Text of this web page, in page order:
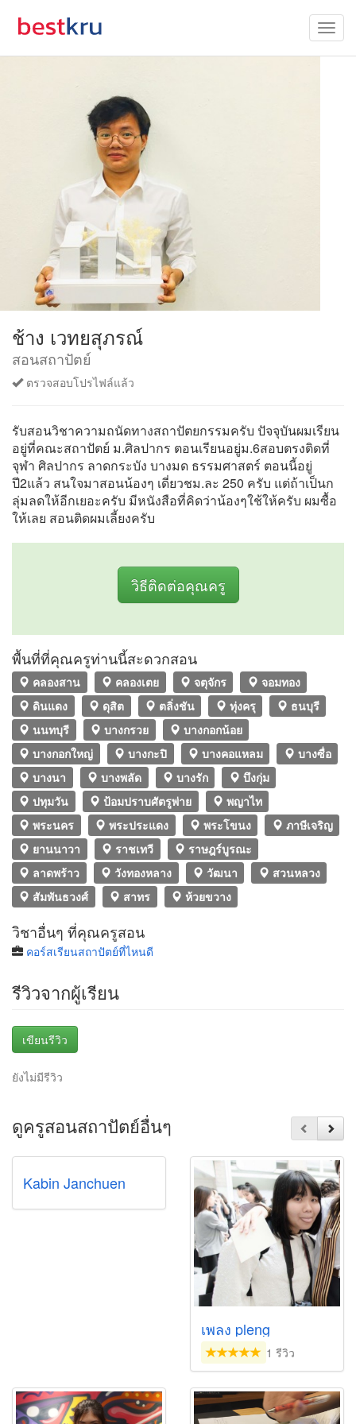
ช้าง เวทยสุภรณ์
สอนสถาปัตย์
ตรวจสอบโปรไฟล์แล้ว
รับสอนวิชาความถนัดทางสถาปัตยกรรมครับ ปัจจุบันผมเรียน
อยู่ที่คณะสถาปัตย์ ม.ศิลปากร ตอนเรียนอยู่ม.6สอบตรงติดที่
จุฬา ศิลปากร ลาดกระบัง บางมด ธรรมศาสตร์ ตอนนี้อยู่
ปี2แล้ว สนใจมาสอนน้องๆ เดี่ยวชม.ละ 250 ครับ แต่ถ้าเป็นก
ลุ่มลดให้อีกเยอะครับ มีหนังสือที่คิดว่าน้องๆใช้ให้ครับ ผมซื้อ
ให้เลย สอนติดผมเลี้ยงครับ
วิธีติดต่อคุณครู
พื้นที่ที่คุณครูท่านนี้สะดวกสอน
คลองสาน คลองเตย จตุจักร
จอมทอง
ดินแดง
ดุสิต ตลิ่งชัน ทุ่งครุ
ธนบุรี
นนทบุรี
บางกรวย
บางกอกน้อย
บางกอกใหญ่
บางกะปิ บางคอแหลม
บางซื่อ
บางนา
บางพลัด บางรัก
บึงกุ่ม
ปทุมวัน
ป้อมปราบศัตรูพ่าย
พญาไท
พระนคร
พระประแดง พระโขนง
ภาษีเจริญ
ยานนาวา
ราชเทวี
ราษฎร์บูรณะ
ลาดพร้าว
วังทองหลาง วัฒนา
สวนหลวง
สัมพันธวงศ์
สาทร ห้วยขวาง
วิชาอื่นๆ ที่คุณครูสอน
คอร์สเรียนสถาปัตย์ที่ไหนดี
รีวิวจากผู้เรียน
เขียนรีวิว
ยังไม่มีรีวิว
ดูครูสอนสถาปัตย์อื่นๆ
Kabin Janchuen
เพลง pleng
1 รีวิว